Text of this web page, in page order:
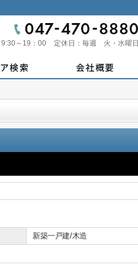
9:30～19：00 定休日： 毎週 火・水曜日
新築一戸建/木造